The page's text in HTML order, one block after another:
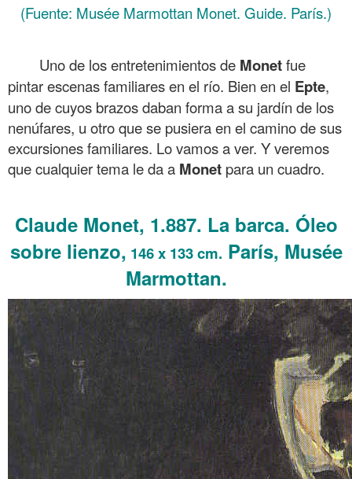
(Fuente: Musée Marmottan Monet. Guide. París.)
Uno de los entretenimientos de Monetfue
pintar escenas familiares en el río. Bien en el Epte,
uno de cuyos brazos daban forma a su jardín de los
nenúfares, u otro que se pusiera en el camino de sus
excursiones familiares. Lo vamos a ver. Y veremos
que cualquier tema le da a Monet para un cuadro.
Claude Monet, 1.887. La barca. Óleo
sobre lienzo, 146 x 133 cm. París, Musée
Marmottan.